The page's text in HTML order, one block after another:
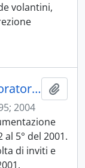
volantini,
Sindacato italiano unitario lavoratori polizia
2004
5° del 2001.
di inviti e